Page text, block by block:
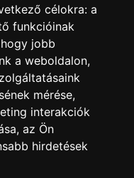
célokra: a
funkcióinak
hogy jobb
a weboldalon,
mérése,
interakciók
, az Ön
hirdetések
fel vagy helyiségbe,
raktárba való
tehát az épületbe
nem tartalmazza!
veszi
kell az
szerepelni kell a
a vásárló mobiltelefon